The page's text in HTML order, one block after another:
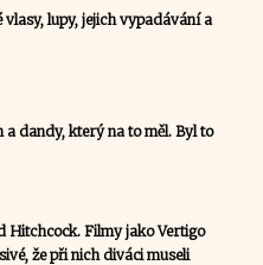
vlasy, lupy, jejich vypadávání a
a dandy, který na to měl. Byl to
Hitchcock. Filmy jako Vertigo
že při nich diváci museli